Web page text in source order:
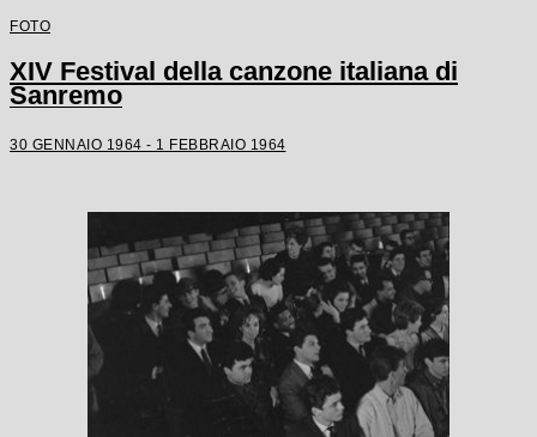
FOTO
XIV Festival della canzone italiana di
Sanremo
30 GENNAIO 1964 - 1 FEBBRAIO 1964